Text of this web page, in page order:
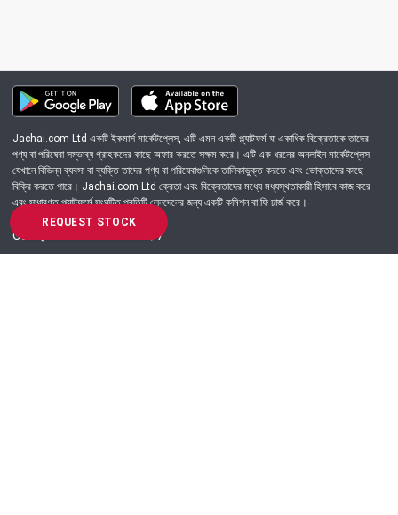
REQUEST STOCK
Jachai.com Ltd একটি ইকমার্স মার্কেটপ্লেস, এটি এমন একটি প্ল্যাটফর্ম যা একাধিক বিক্রেতাকে তাদের
পণ্য বা পরিষেবা সম্ভাব্য গ্রাহকদের কাছে অফার করতে সক্ষম করে। এটি এক ধরনের অনলাইন মার্কেটপ্লেস
যেখানে বিভিন্ন ব্যবসা বা ব্যক্তি তাদের পণ্য বা পরিষেবাগুলিকে তালিকাভুক্ত করতে এবং ভোক্তাদের কাছে
বিক্রি করতে পারে। Jachai.com Ltd ক্রেতা এবং বিক্রেতাদের মধ্যে মধ্যস্থতাকারী হিসাবে কাজ করে
এবং সাধারণত প্ল্যাটফর্মে সংঘটিত প্রতিটি লেনদেনের জন্য একটি কমিশন বা ফি চার্জ করে।
Got Question? Call us 24/7